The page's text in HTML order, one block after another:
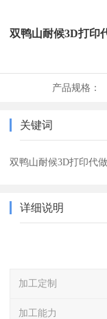
双鸭山耐候3D打印
产品规格：
关键词
双鸭山耐候3D打印代做
详细说明
加工定制
加工能力